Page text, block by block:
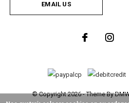
EMAIL US
© Copyright2026- Theme By